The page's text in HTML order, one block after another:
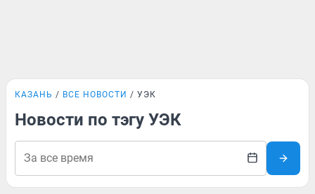
КАЗАНЬ ВСЕ НОВОСТИ УЭК
Новости по тэгу УЭК